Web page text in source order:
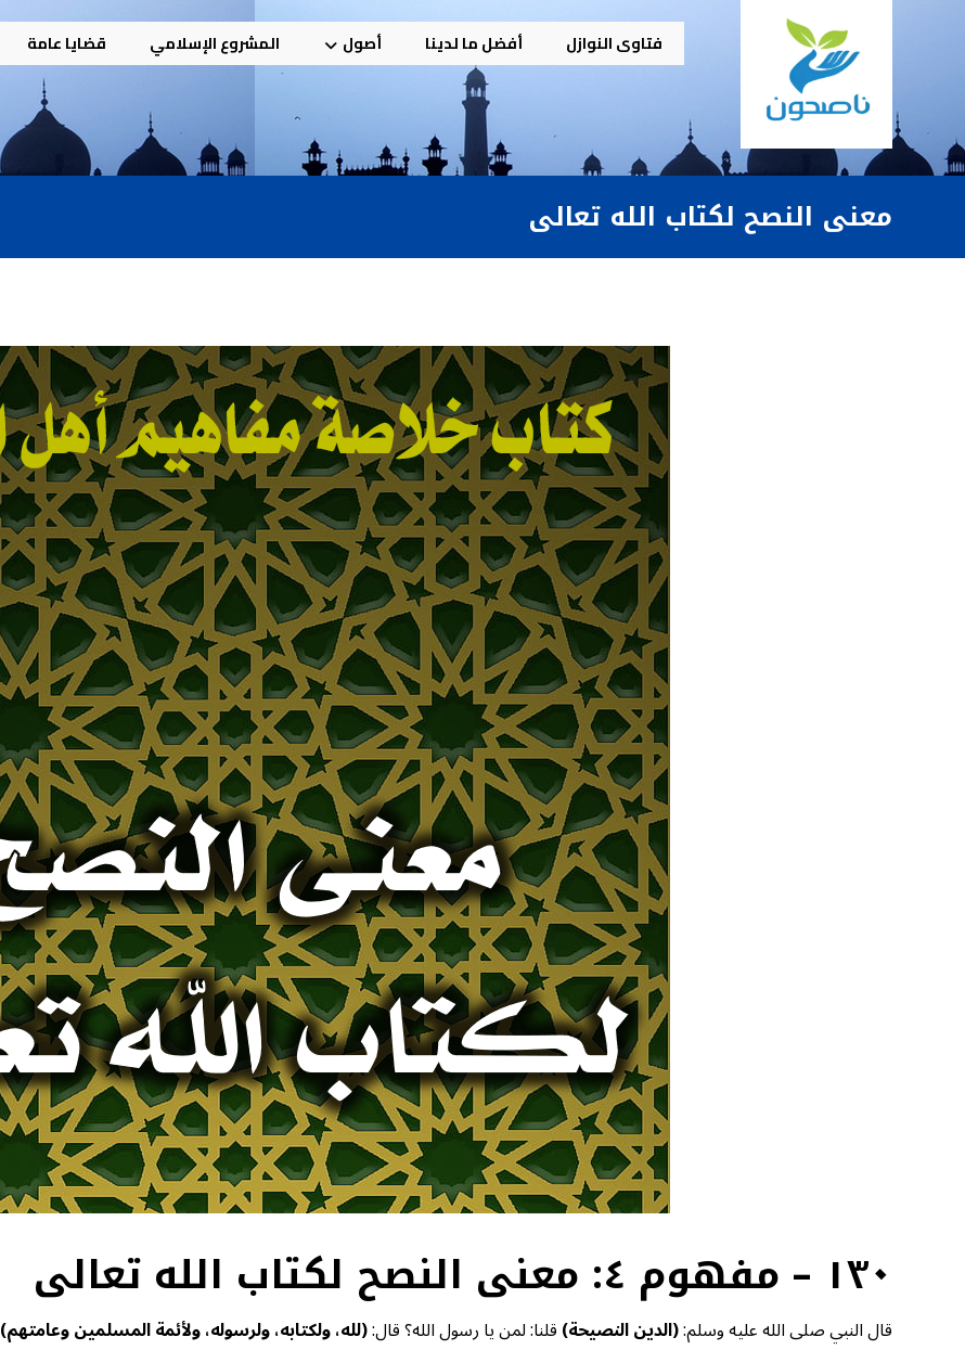
فتاوى النوازل أفضل ما لدينا أصول المشروع الإسلامي قضايا عامة
معنى النصح لكتاب الله تعالى
١٣٠ – مفهوم ٤: معنى النصح لكتاب الله تعالى
قال النبي صلى الله عليه وسلم:(الدين النصيحة)قلنا: لمن يا رسول الله؟ قال:(لله، ولكتابه، ولرسوله،ولأئمة المسلمين وعامتهم)